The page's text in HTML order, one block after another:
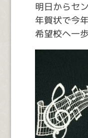
明日からセ
年賀状で今
希望校へ一